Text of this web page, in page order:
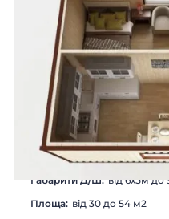
Габарити Д/Ш: від 6х5м до
Площа: від 30 до 54 м2